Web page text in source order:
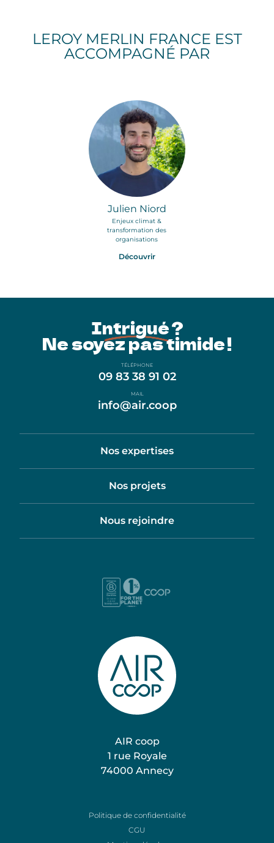
Nos expertises
LEROY MERLIN FRANCE EST
ACCOMPAGNÉ PAR
Julien Niord
Enjeux climat &
transformation des
organisations
Découvrir
Intrigué ?
Ne soyez pas timide !
TÉLÉPHONE
09 83 38 91 02
MAIL
info@air.coop
Nos expertises
Nos projets
Nous rejoindre
AIR coop
1 rue Royale
74000 Annecy
Politique de confidentialité
CGU